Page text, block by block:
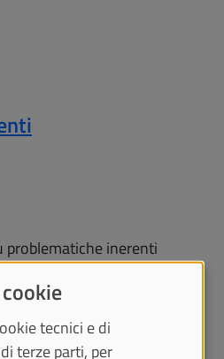
inerenti
o ricevere supporto dalla
Sezione Diritto allo studio.
tecnici e di
terze parti, per